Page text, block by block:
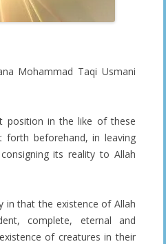
Mohammad Taqi Usmani
position in the like of these
beforehand, in leaving
its reality to Allah
in that the existence of Allah
complete, eternal and
of creatures in their